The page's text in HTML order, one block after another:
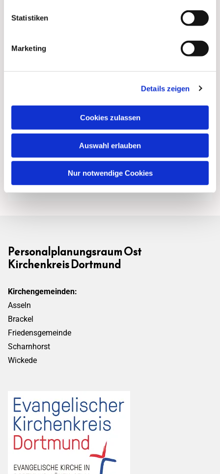
Statistiken
Marketing
Details zeigen
Cookies zulassen
Auswahl erlauben
Nur notwendige Cookies
Personalplanungsraum Ost
Kirchenkreis Dortmund
Kirchengemeinden:
Asseln
Brackel
Friedensgemeinde
Scharnhorst
Wickede